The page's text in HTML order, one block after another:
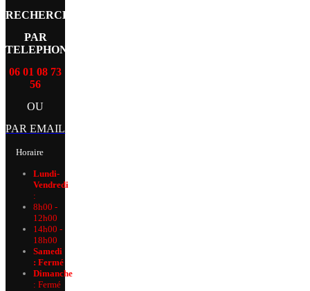
RECHERCHE
PAR
TELEPHONE
06 01 08 73
56
OU
PAR EMAIL
Horaire
Lundi-
Vendredi
:
8h00 -
12h00
14h00 -
18h00
Samedi
: Fermé
Dimanche
: Fermé